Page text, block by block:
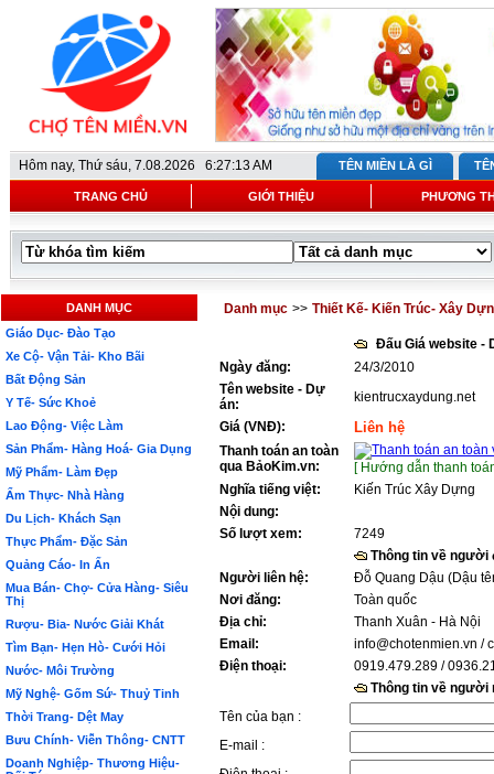
Hôm nay, Thứ sáu, 7.08.2026 6:27:13 AM TÊN MIỀN LÀ GÌ
TRANG CHỦ GIỚI THIỆU PHƯƠNG
DANH MỤC
Giáo Dục- Đào Tạo
Xe Cộ- Vận Tải- Kho Bãi
Bất Động Sản
Y Tế- Sức Khoẻ
Lao Động- Việc Làm
Sản Phẩm- Hàng Hoá- Gia Dụng
Mỹ Phẩm- Làm Đẹp
Ẩm Thực- Nhà Hàng
Du Lịch- Khách Sạn
Thực Phẩm- Đặc Sản
Quảng Cáo- In Ấn
Mua Bán- Chợ- Cửa Hàng- Siêu
Thị
Rượu- Bia- Nước Giải Khát
Tìm Bạn- Hẹn Hò- Cưới Hỏi
Nước- Môi Trường
Mỹ Nghệ- Gốm Sứ- Thuỷ Tinh
Thời Trang- Dệt May
Bưu Chính- Viễn Thông- CNTT
Doanh Nghiệp- Thương Hiệu-
Danh mục >> Thiết Kế- Kiến Trúc- Xây
Đấu Giá website -
Ngày đăng:
24/3/2010
Tên website - Dự
án:
kientrucxaydung.net
Giá (VNĐ):
Liên hệ
Thanh toán an toàn
qua BảoKim.vn:
[ Hướng dẫn thanh
Nghĩa tiếng việt:
Kiến Trúc Xây Dựng
Nội dung:
Số lượt xem:
7249
Thông tin về người
Người liên hệ:
Đỗ Quang Dậu (Dậu
Nơi đăng:
Toàn quốc
Địa chỉ:
Thanh Xuân - Hà Nội
Email:
info@chotenmien.vn /
Điện thoại:
0919.479.289 /
Thông tin về người
Tên của bạn :
E-mail :